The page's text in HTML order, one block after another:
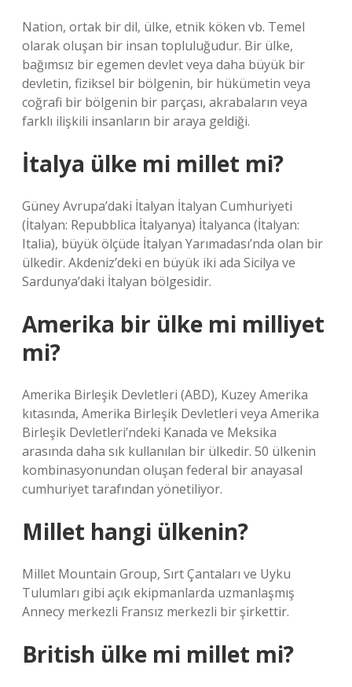
Nation, ortak bir dil, ülke, etnik köken vb. Temel
olarak oluşan bir insan topluluğudur. Bir ülke,
bağımsız bir egemen devlet veya daha büyük bir
devletin, fiziksel bir bölgenin, bir hükümetin veya
coğrafi bir bölgenin bir parçası, akrabaların veya
farklı ilişkili insanların bir araya geldiği.
İtalya ülke mi millet mi?
Güney Avrupa’daki İtalyan İtalyan Cumhuriyeti
(İtalyan: Repubblica İtalyanya) İtalyanca (İtalyan:
Italia), büyük ölçüde İtalyan Yarımadası’nda olan bir
ülkedir. Akdeniz’deki en büyük iki ada Sicilya ve
Sardunya’daki İtalyan bölgesidir.
Amerika bir ülke mi milliyet
mi?
Amerika Birleşik Devletleri (ABD), Kuzey Amerika
kıtasında, Amerika Birleşik Devletleri veya Amerika
Birleşik Devletleri’ndeki Kanada ve Meksika
arasında daha sık kullanılan bir ülkedir. 50 ülkenin
kombinasyonundan oluşan federal bir anayasal
cumhuriyet tarafından yönetiliyor.
Millet hangi ülkenin?
Millet Mountain Group, Sırt Çantaları ve Uyku
Tulumları gibi açık ekipmanlarda uzmanlaşmış
Annecy merkezli Fransız merkezli bir şirkettir.
British ülke mi millet mi?